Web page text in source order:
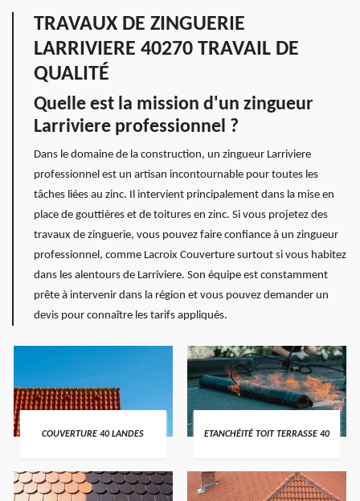
TRAVAUX DE ZINGUERIE
LARRIVIERE 40270 TRAVAIL DE
QUALITÉ
Quelle est la mission d'un zingueur
Larriviere professionnel ?
Dans le domaine de la construction, un zingueur Larriviere
professionnel est un artisan incontournable pour toutes les
tâches liées au zinc. Il intervient principalement dans la mise en
place de gouttières et de toitures en zinc. Si vous projetez des
travaux de zinguerie, vous pouvez faire confiance à un zingueur
professionnel, comme Lacroix Couverture surtout si vous habitez
dans les alentours de Larriviere. Son équipe est constamment
prête à intervenir dans la région et vous pouvez demander un
devis pour connaître les tarifs appliqués.
COUVERTURE 40 LANDES ETANCHÉITÉ TOIT TERRASSE 40